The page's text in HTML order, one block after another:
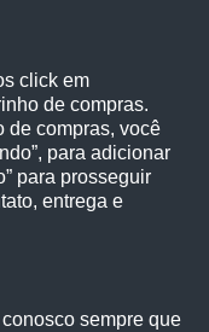
click em
de compras.
de compras, você
para adicionar
para prosseguir
entrega e
sempre que